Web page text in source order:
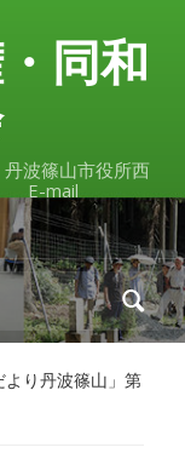
同和
波篠山市役所西
E-mail
り丹波篠山」第